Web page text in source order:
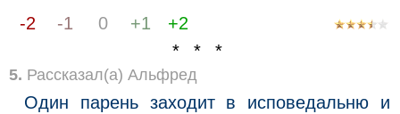
-2
-1 0 +1
+2
* * *
5. Рассказал(а) Альфред
Один парень заходит в исповедальню и